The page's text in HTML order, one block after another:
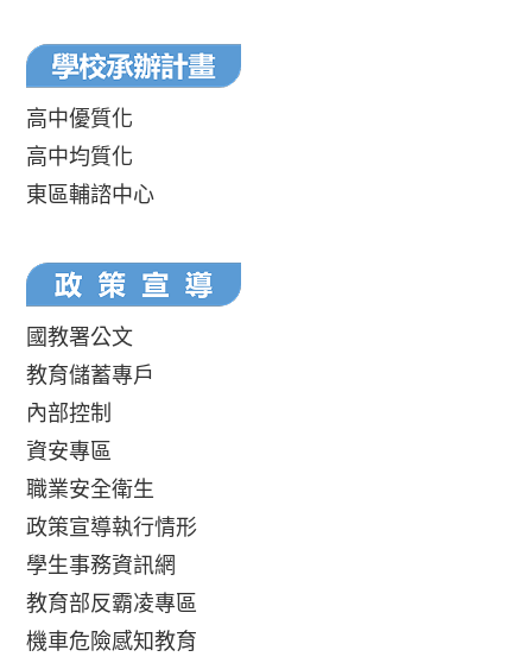
高中優質化
高中均質化
東區輔諮中心
國教署公文
教育儲蓄專戶
內部控制
資安專區
職業安全衛生
政策宣導執行情形
學生事務資訊網
教育部反霸凌專區
機車危險感知教育